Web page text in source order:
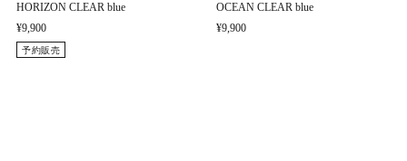
HORIZON CLEAR blue
¥9,900
予約販売
OCEAN CLEAR blue
¥9,900